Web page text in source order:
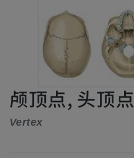
颅顶点, 头顶点
Vertex